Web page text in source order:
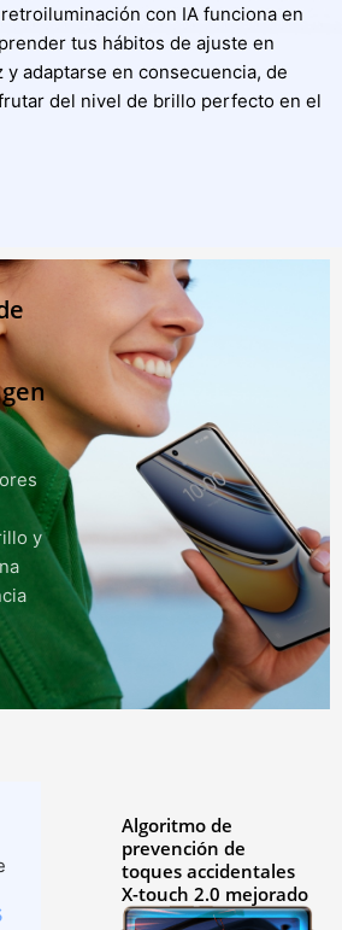
con IA funciona en
tus hábitos de ajuste en
adaptarse en consecuencia, de
del nivel de brillo perfecto en el
y
Algoritmo de
prevenciónde
toques accidentales
X-touch 2.0 mejorado